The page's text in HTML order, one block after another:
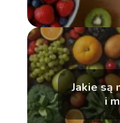
Jakie są
i